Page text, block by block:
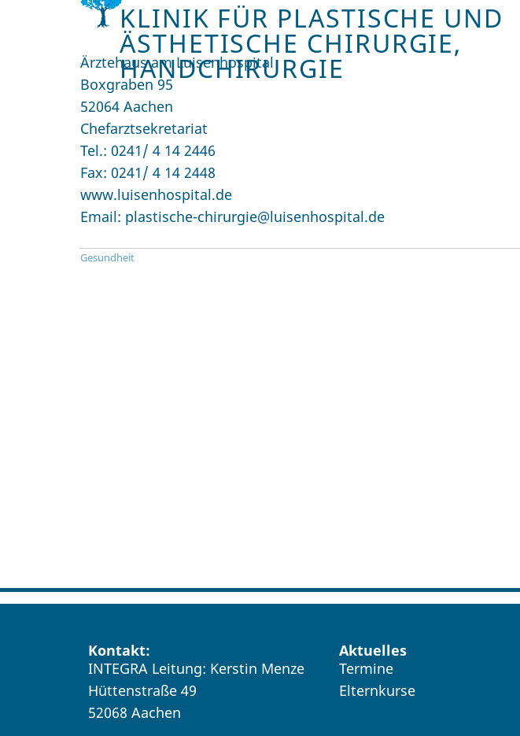
KLINIK FÜR PLASTISCHE UND
ÄSTHETISCHE CHIRURGIE,
HANDCHIRURGIE
Ärztehaus am Luisenhospital
Boxgraben 95
52064 Aachen
Chefarztsekretariat
Tel.: 0241/ 4 14 2446
Fax: 0241/ 4 14 2448
www.luisenhospital.de
Email: plastische-chirurgie@luisenhospital.de
Gesundheit
Kontakt:
INTEGRA Leitung: Kerstin Menze
Hüttenstraße 49
52068 Aachen
Aktuelles
Termine
Elternkurse